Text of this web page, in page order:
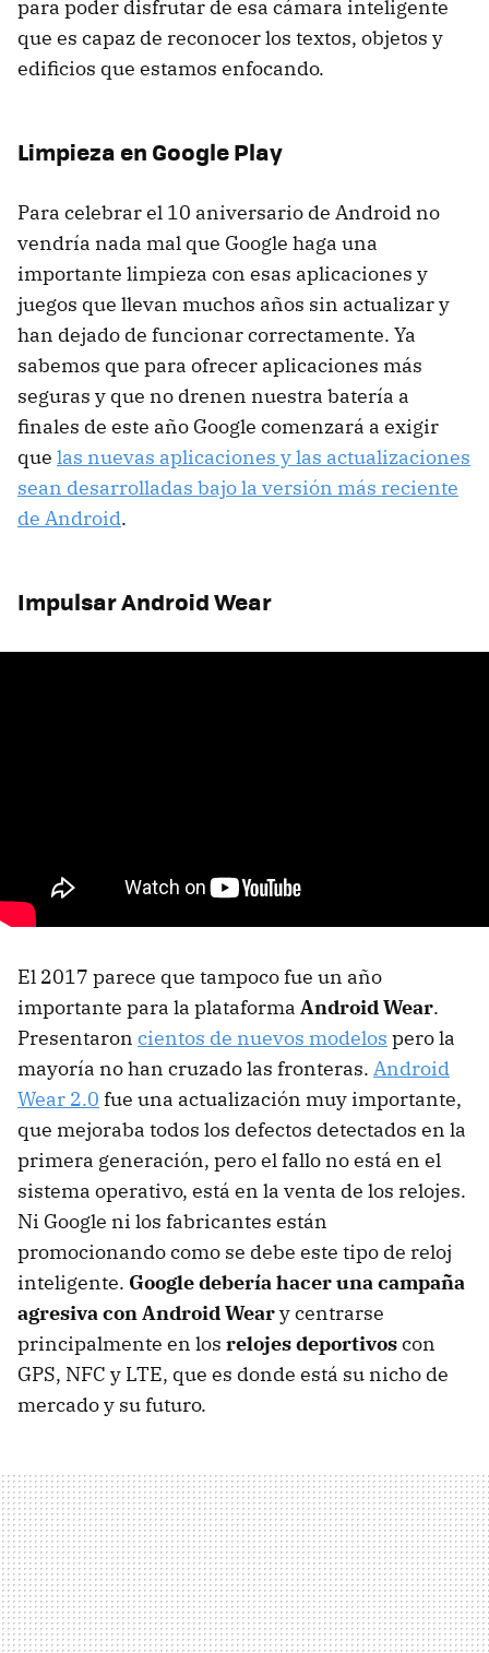
para poder disfrutar de esa cámara inteligente
que es capaz de reconocer los textos, objetos y
edificios que estamos enfocando.
Limpieza en Google Play
Para celebrar el 10 aniversario de Android no
vendría nada mal que Google haga una
importante limpieza con esas aplicaciones y
juegos que llevan muchos años sin actualizar y
han dejado de funcionar correctamente. Ya
sabemos que para ofrecer aplicaciones más
seguras y que no drenen nuestra batería a
finales de este año Google comenzará a exigir
que las nuevas aplicaciones y las actualizaciones
sean desarrolladas bajo la versión más reciente
de Android.
Impulsar Android Wear
El 2017 parece que tampoco fue un año
importante para la plataforma Android Wear.
Presentaron cientos de nuevos modelos pero la
mayoría no han cruzado las fronteras. Android
Wear 2.0 fue una actualización muy importante,
que mejoraba todos los defectos detectados en la
primera generación, pero el fallo no está en el
sistema operativo, está en la venta de los relojes.
Ni Google ni los fabricantes están
promocionando como se debe este tipo de reloj
inteligente. Google debería hacer una campaña
agresiva con Android Weary centrarse
principalmente en los relojes deportivoscon
GPS, NFC y LTE, que es donde está su nicho de
mercado y su futuro.